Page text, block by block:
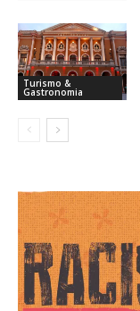
Turismo &
Gastronomia